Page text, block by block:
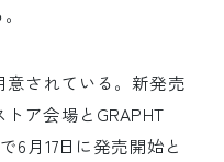
されている。新発売
ア会場とGRAPHT
6月17日に発売開始と